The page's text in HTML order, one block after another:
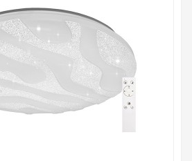
что предлагают, а не
что хочется.
в нашем ассортименте. Если он
товара осуществляется в
Российской Федерации «О
Это не значит, что нужно
на решение проблемы.
урегулируется проблема,